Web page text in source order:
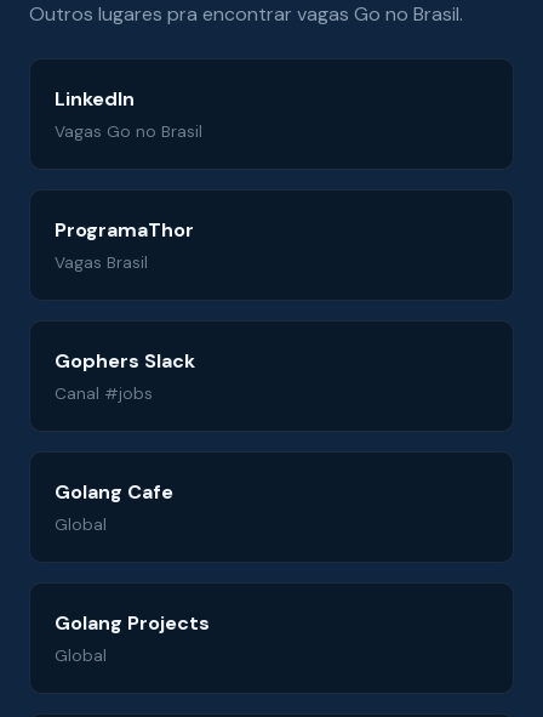
Outros lugares pra encontrar vagas Go no Brasil.
LinkedIn
Vagas Go no Brasil
ProgramaThor
Vagas Brasil
Gophers Slack
Canal #jobs
Golang Cafe
Global
Golang Projects
Global